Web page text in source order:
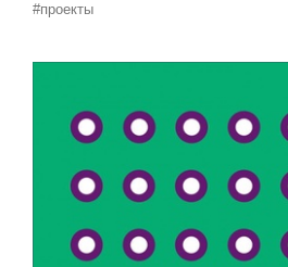
#проекты